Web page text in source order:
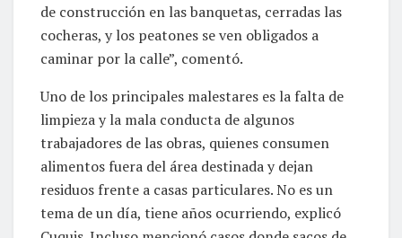
de construcción en las banquetas, cerradas las
cocheras, y los peatones se ven obligados a
caminar por la calle”, comentó.
Uno de los principales malestares es la falta de
limpieza y la mala conducta de algunos
trabajadores de las obras, quienes consumen
alimentos fuera del área destinada y dejan
residuos frente a casas particulares. No es un
tema de un día, tiene años ocurriendo, explicó